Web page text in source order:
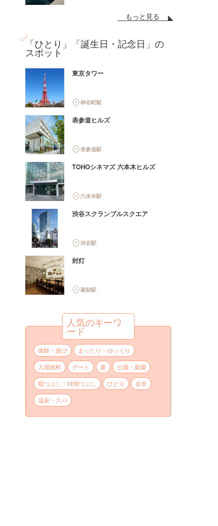
もっと見る
「ひとり」「誕生日・記念日」の
スポット
東京タワー
神谷町駅
表参道ヒルズ
表参道駅
TOHOシネマズ 六本木ヒルズ
六本木駅
渋谷スクランブルスクエア
渋谷駅
封灯
蔵前駅
人気のキーワ
ード
体験・遊び
まったり・ゆっくり
入場無料
デート 夏
公園・庭園
暇つぶし・時間つぶし
ひとり
名所
温泉・スパ